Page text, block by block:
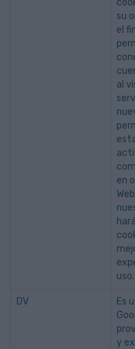
su
el
al
en
uso.
DV
Es
y